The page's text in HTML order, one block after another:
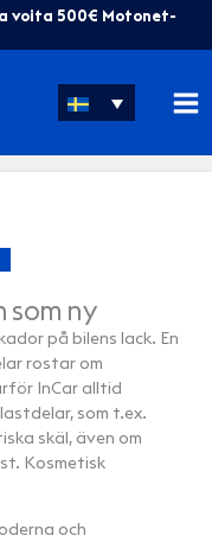
voita 500€ Motonet-
som ny
på bilens lack. En
rostar om
InCar alltid
som t.ex.
skäl, även om
Kosmetisk
och